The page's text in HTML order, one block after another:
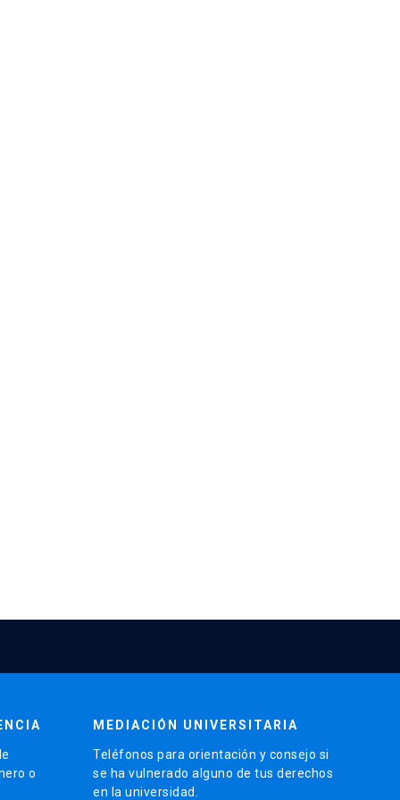
o
MEDIACIÓN UNIVERSITARIA
Teléfonos para orientación y consejo si
se ha vulnerado alguno de tus derechos
en la universidad.